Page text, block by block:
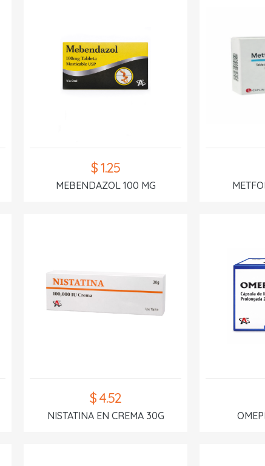
$ 1.25
MEBENDAZOL 100 MG
$ 4.52
NISTATINA EN CREMA 30G